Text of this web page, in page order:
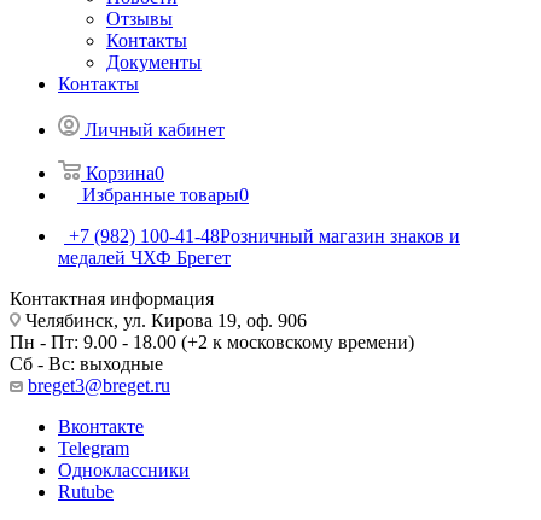
Отзывы
Контакты
Документы
Контакты
Личный кабинет
Корзина0
Избранные товары0
+7 (982) 100-41-48Розничный магазин знаков и
медалей ЧХФ Брегет
Контактная информация
Челябинск, ул. Кирова 19, оф. 906
Пн - Пт: 9.00 - 18.00 (+2 к московскому времени)
Сб - Вс: выходные
breget3@breget.ru
Вконтакте
Telegram
Одноклассники
Rutube